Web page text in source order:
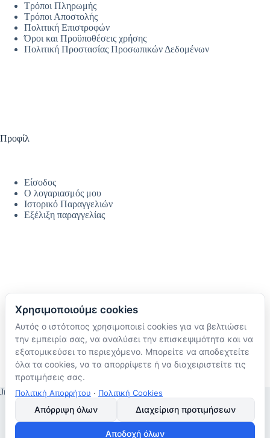
Τρόποι Πληρωμής
Τρόποι Αποστολής
Πολιτική Επιστροφών
Όροι και Προϋποθέσεις χρήσης
Πολιτική Προστασίας Προσωπικών Δεδομένων
Προφίλ
Είσοδος
Ο λογαριασμός μου
Ιστορικό Παραγγελιών
Εξέλιξη παραγγελίας
Ακολουθήστε μας
TikTok
Instagram
Facebook
JustMyHome © Copyright 2026
Χρησιμοποιούμε cookies
Αυτός ο ιστότοπος χρησιμοποιεί cookies για να βελτιώσει
την εμπειρία σας, να αναλύσει την επισκεψιμότητα και να
εξατομικεύσει το περιεχόμενο. Μπορείτε να αποδεχτείτε
όλα τα cookies, να τα απορρίψετε ή να διαχειριστείτε τις
προτιμήσεις σας.
Πολιτική Απορρήτου · Πολιτική Cookies
Απόρριψη όλων Διαχείριση προτιμήσεων
Αποδοχή όλων